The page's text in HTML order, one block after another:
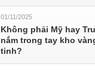
01/11/2025
Không phải Mỹ hay
nắm trong tay kho
tinh?